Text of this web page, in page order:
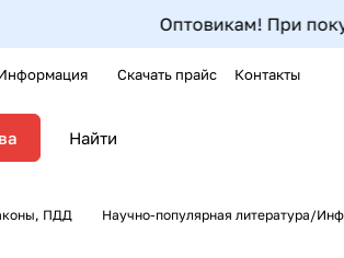
Оптовикам! При покупке
Скачать прайс Контакты
ПДД Научно-популярная литература/